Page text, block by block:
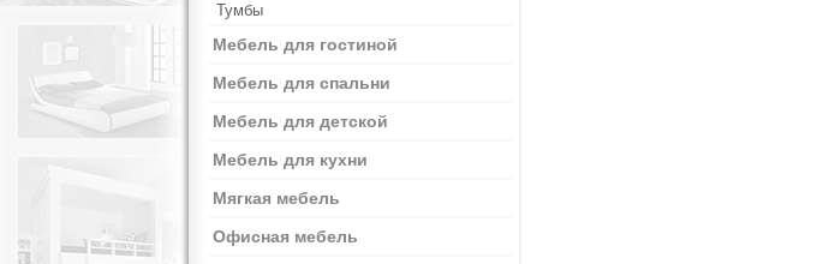
Тумбы
Мебель для гостиной
Мебель для спальни
Мебель для детской
Мебель для кухни
Мягкая мебель
Офисная мебель